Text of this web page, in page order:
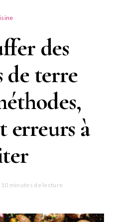
des
de terre
erreurs à
10 minutes de lecture